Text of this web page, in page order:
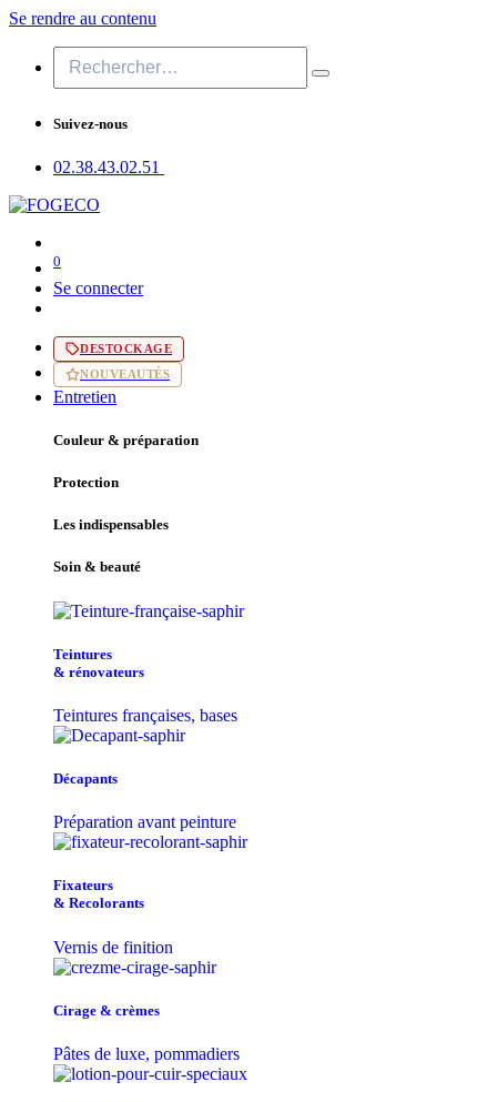
Se rendre au contenu
Suivez-nous
02.38.43​.02.51
0
Se connecter
DESTOCKAGE
NOUVEAUTÉS
Entretien
Couleur & préparation
Protection
Les indispensables
Soin & beauté
Teintu​res
& r​é​novateurs
Teintures françaises, bases
Décapants
Préparation avant peinture
Fixateurs
& Recolorants
Vernis de finition
Cirage & crèmes
Pâtes de luxe, pommadiers